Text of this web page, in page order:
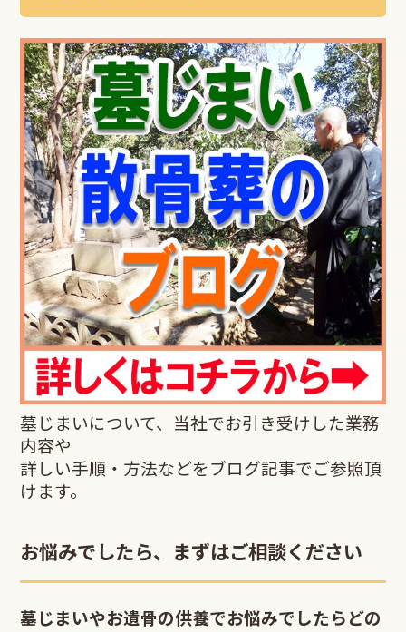
墓じまいについて、当社でお引き受けした業務
内容や
詳しい手順・方法などをブログ記事でご参照頂
けます。
お悩みでしたら、まずはご相談ください
墓じまいやお遺骨の供養でお悩みでしたらどの